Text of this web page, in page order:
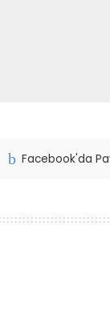
Facebook'da